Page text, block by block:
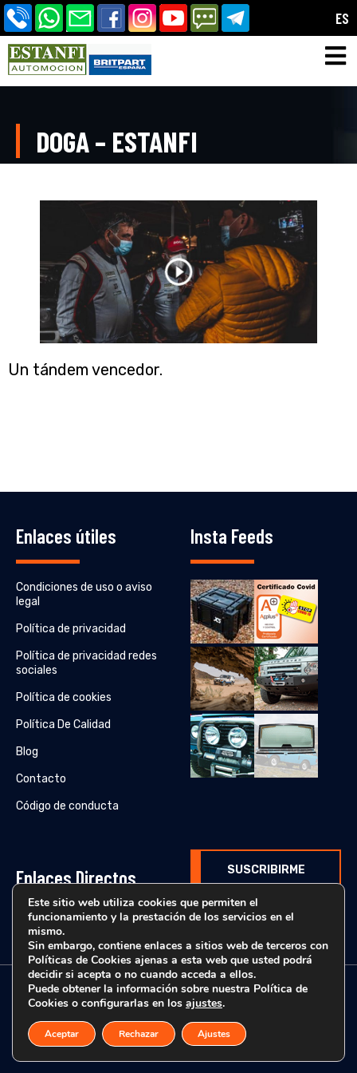
DOGA – ESTANFI
Un tándem vencedor.
Enlaces útiles
Condiciones de uso o aviso
legal
Política de privacidad
Política de privacidad redes
sociales
Política de cookies
Política De Calidad
Blog
Contacto
Código de conducta
Insta Feeds
Enlaces Directos
Catálogos originales
SUSCRIBIRME
© Estanfi Automoción - 2025 | Todos los derechos reservados.
Este sitio web utiliza cookies que permiten el
funcionamiento y la prestación de los servicios en el
mismo.
Sin embargo, contiene enlaces a sitios web de terceros con
Políticas de Cookies ajenas a esta web que usted podrá
decidir si acepta o no cuando acceda a ellos.
Puede obtener la información sobre nuestra Política de
Cookies o configurarlas en los ajustes.
Aceptar Rechazar Ajustes
ES